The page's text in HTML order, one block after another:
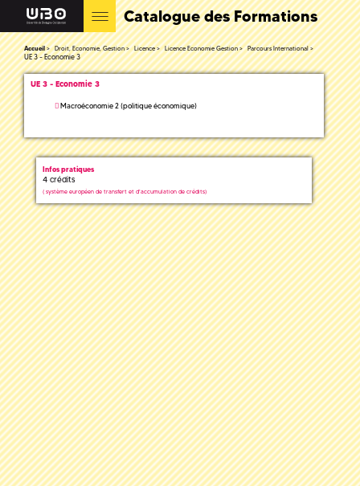
Catalogue des Formations
Accueil Droit, Economie, Gestion Licence Licence Economie Gestion Parcours International
UE 3 - Economie 3
UE 3 - Economie 3
Macroéconomie 2 (politique économique)
Infos pratiques
4 crédits
( système européen de transfert et d'accumulation de crédits)